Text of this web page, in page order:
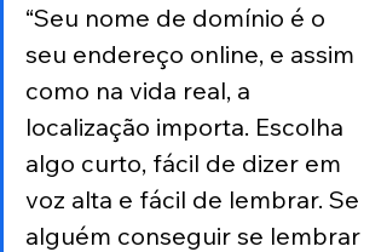
“Seu nome de domínio é o
seu endereço online, e assim
como na vida real, a
localização importa. Escolha
algo curto, fácil de dizer em
voz alta e fácil de lembrar. Se
alguém conseguir se lembrar